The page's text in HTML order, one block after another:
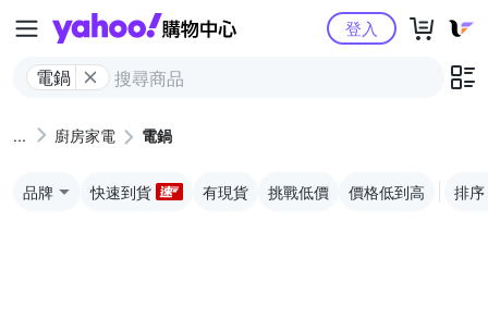
Yahoo購物中心
電鍋
登入
廚房家電 電鍋
品牌 快速到貨 有現貨 挑戰低價 價格低到高 排序